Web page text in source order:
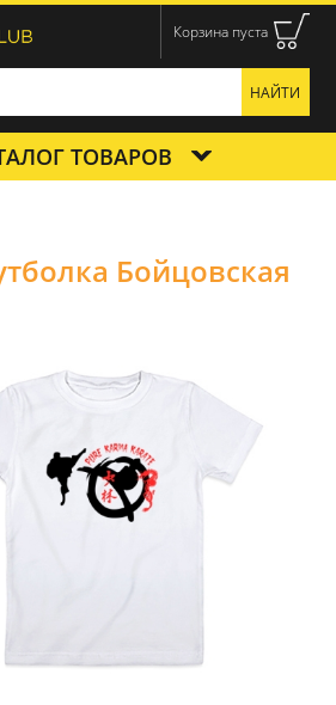
Корзина пуста
ТОВАРОВ
Бойцовская